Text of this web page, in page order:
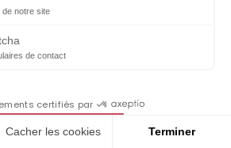
notre site
de contact
certifiés par
Cacher les cookies Terminer
liquidité et inflation : comparez
de ce site